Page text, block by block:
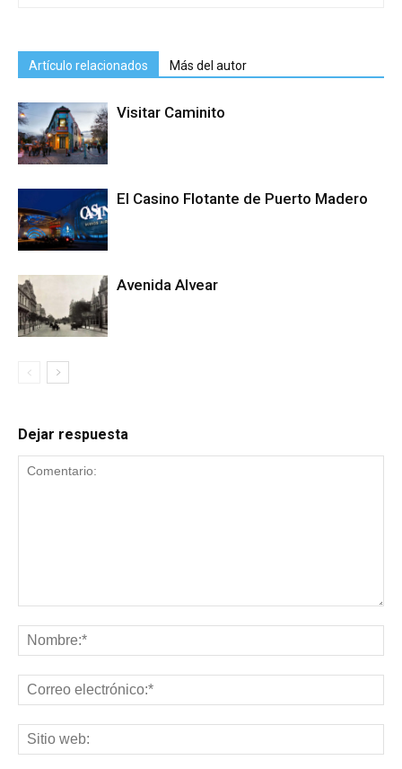
Artículo relacionados Más del autor
Visitar Caminito
El Casino Flotante de Puerto Madero
Avenida Alvear
Dejar respuesta